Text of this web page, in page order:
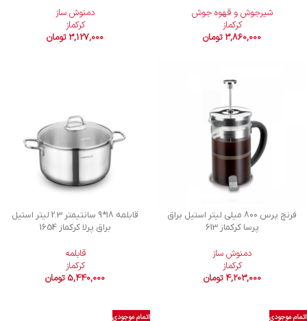
شیرجوش و قهوه جوش
کرکماز
3,860,000 تومان
دمنوش ساز
کرکماز
3,127,000 تومان
فرنچ پرس 800 میلی لیتر استیل براق
پرسا کرکماز 613
دمنوش ساز
کرکماز
4,203,000 تومان
قابلمه 18*9 سانتیمتر 2.3 لیتر استیل
براق پرلا کرکماز 1654
قابلمه
کرکماز
5,440,000 تومان
اتمام موجودی اتمام موجودی